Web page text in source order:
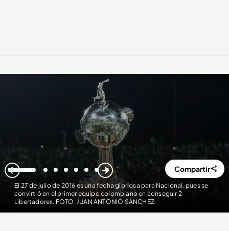
El 27 de julio de 2016 es una fecha gloriosa para Nacional, pues se
convirtió en el primer equipo colombiano en conseguir 2
Libertadores. FOTO: JUAN ANTONIO SÁNCHEZ
1 2 3 4 5 6 7 8 Compartir